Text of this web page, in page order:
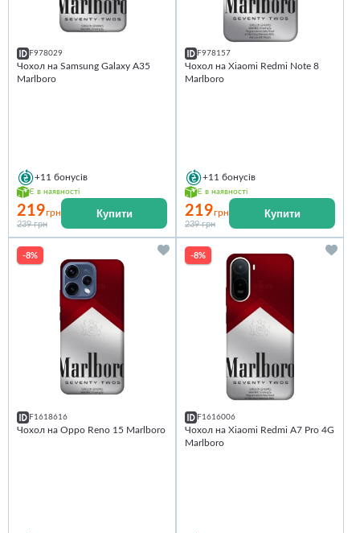
F978029
Чохол на Samsung Galaxy A35
Marlboro
+11 бонусів
Є в наявності
219грн
239 грн
Купити
F978157
Чохол на Xiaomi Redmi Note 8
Marlboro
+11 бонусів
Є в наявності
219грн
239 грн
Купити
-8%
F1618616
Чохол на Oppo Reno 15 Marlboro
-8%
F1616006
Чохол на Xiaomi Redmi A7 Pro 4G
Marlboro